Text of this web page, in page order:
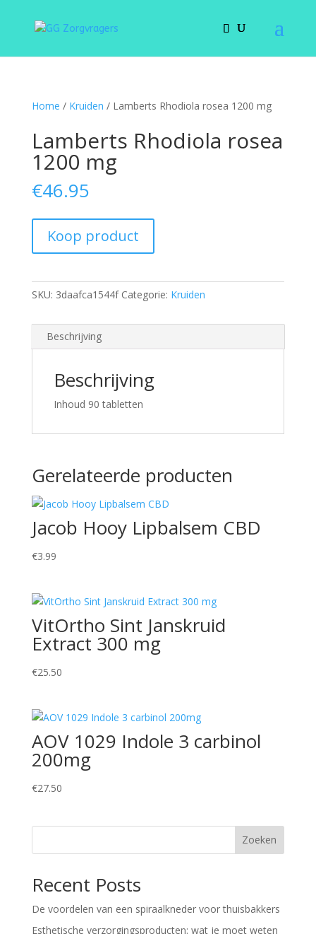
Home / Kruiden / Lamberts Rhodiola rosea 1200 mg
Lamberts Rhodiola rosea
1200 mg
€46.95
Koop product
SKU: 3daafca1544f Categorie: Kruiden
Beschrijving
Beschrijving
Inhoud 90 tabletten
Gerelateerde producten
Jacob Hooy Lipbalsem CBD
€3.99
VitOrtho Sint Janskruid
Extract 300 mg
€25.50
AOV 1029 Indole 3 carbinol
200mg
€27.50
Zoeken
Recent Posts
De voordelen van een spiraalkneder voor thuisbakkers
Esthetische verzorgingsproducten: wat je moet weten